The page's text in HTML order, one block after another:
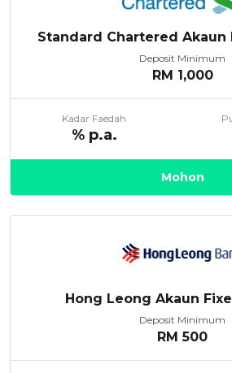
Standard Chartered Akaun
Deposit Minimum
RM 1,000
Kadar Faedah
% p.a.
Mohon
Hong Leong Akaun
Deposit Minimum
RM 500